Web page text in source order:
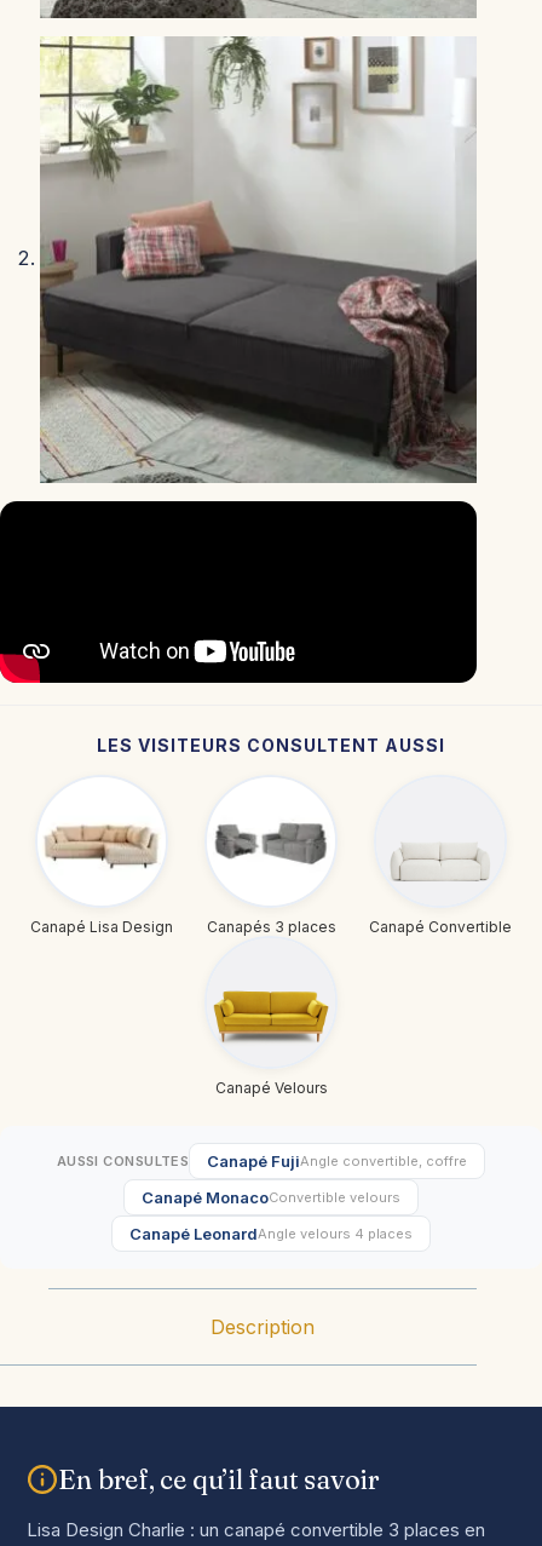
LES VISITEURS CONSULTENT AUSSI
Canapé Lisa Design Canapés 3 places Canapé Convertible
Canapé Velours
AUSSI CONSULTES Canapé FujiAngle convertible, coffre
Canapé MonacoConvertible velours
Canapé LeonardAngle velours 4 places
Description
En bref, ce qu’il faut savoir
Lisa Design Charlie : un canapé convertible 3 places en